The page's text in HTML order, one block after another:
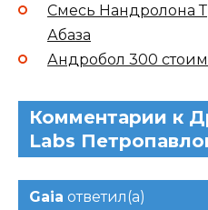
Смесь Нандролона
Абаза
Андробол 300
Комментарии к
Labs
Gaia ответил(а)